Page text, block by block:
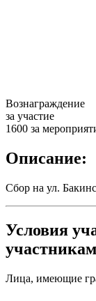
Вознаграждение
за участие
1600 за
Описание:
Сбор на ул.
Условия
участникам
Лица, имеющие